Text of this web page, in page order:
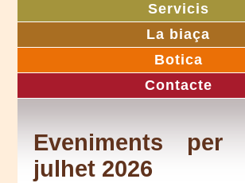
Servicis
La biaça
Botica
Contacte
Eveniments
julhet 2026